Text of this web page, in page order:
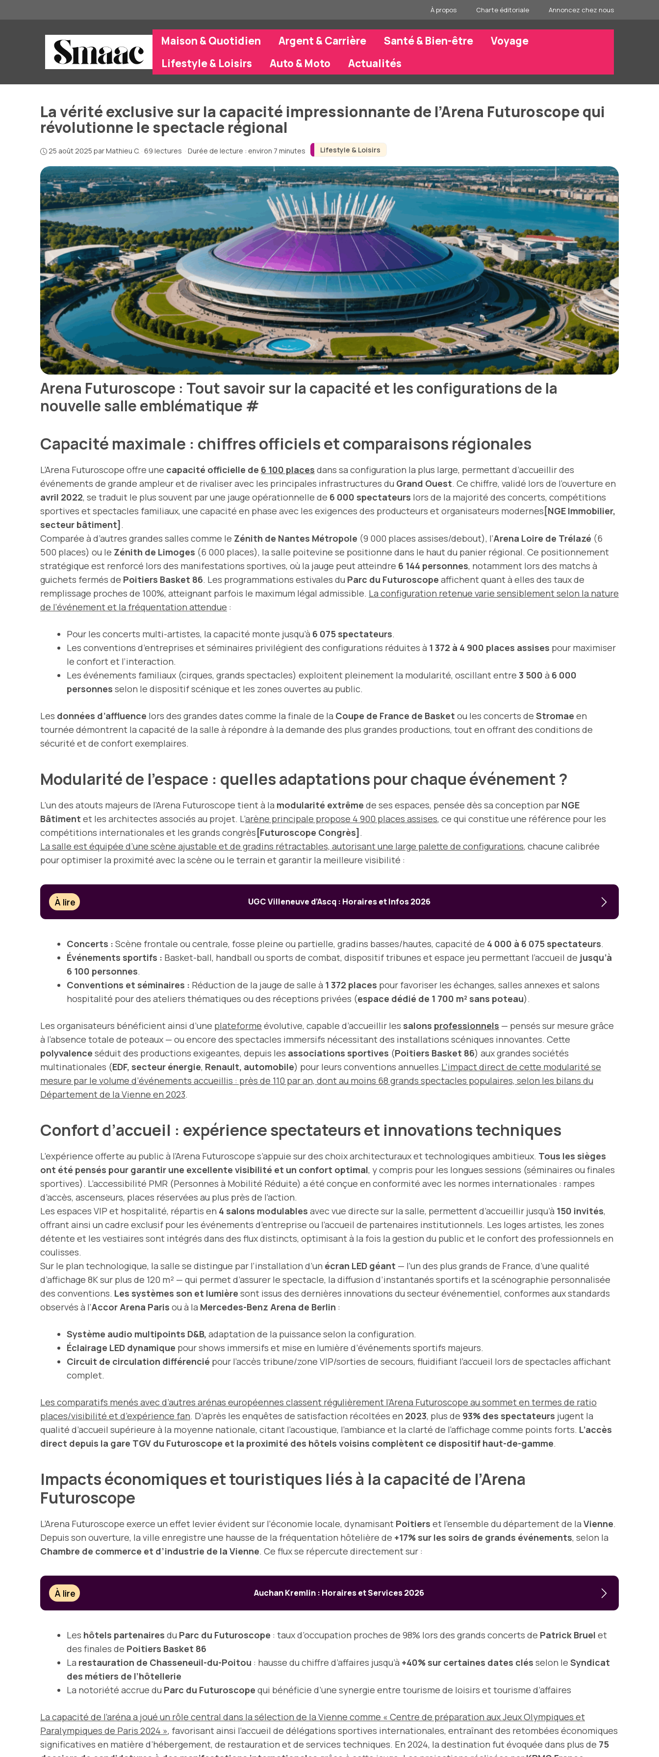
au
À propos Charte éditoriale Annoncez chez nous
Maison & Quotidien Argent & Carrière Santé & Bien-être
Voyage
Lifestyle & Loisirs
Auto & Moto Actualités
Lifestyle & Loisirs
La vérité exclusive sur la capacité impressionnante de l’Arena Futuroscope qui
révolutionne le spectacle régional
25 août 2025 parMathieu C. · 69 lectures · Durée de lecture : environ 7 minutes
Arena Futuroscope : Tout savoir sur la capacité et les configurations de la
nouvelle salle emblématique #
Capacité maximale : chiffres officiels et comparaisons régionales
L’Arena Futuroscope offre une capacité officielle de 6 100 places dans sa configuration la plus large, permettant d’accueillir des
événements de grande ampleur et de rivaliser avec les principales infrastructures du Grand Ouest. Ce chiffre, validé lors de l’ouverture en
avril 2022, se traduit le plus souvent par une jauge opérationnelle de 6 000 spectateurs lors de la majorité des concerts, compétitions
sportives et spectacles familiaux, une capacité en phase avec les exigences des producteurs et organisateurs modernes [NGE Immobilier,
secteur bâtiment] .
Comparée à d’autres grandes salles comme le Zénith de Nantes Métropole (9 000 places assises/debout), l’Arena Loire de Trélazé (6
500 places) ou le Zénith de Limoges (6 000 places), la salle poitevine se positionne dans le haut du panier régional. Ce positionnement
stratégique est renforcé lors des manifestations sportives, où la jauge peut atteindre 6 144 personnes, notamment lors des matchs à
guichets fermés de Poitiers Basket 86. Les programmations estivales du Parc du Futuroscope affichent quant à elles des taux de
remplissage proches de 100%, atteignant parfois le maximum légal admissible. La configuration retenue varie sensiblement selon la nature
de l’événement et la fréquentation attendue :
Pour les concerts multi-artistes, la capacité monte jusqu’à 6 075 spectateurs.
Les conventions d’entreprises et séminaires privilégient des configurations réduites à 1 372 à 4 900 places assises pour maximiser
le confort et l’interaction.
Les événements familiaux (cirques, grands spectacles) exploitent pleinement la modularité, oscillant entre 3 500 à 6 000
personnes selon le dispositif scénique et les zones ouvertes au public.
Les données d’affluence lors des grandes dates comme la finale de la Coupe de France de Basket ou les concerts de Stromae en
tournée démontrent la capacité de la salle à répondre à la demande des plus grandes productions, tout en offrant des conditions de
sécurité et de confort exemplaires.
Modularité de l’espace : quelles adaptations pour chaque événement ?
L’un des atouts majeurs de l’Arena Futuroscope tient à la modularité extrême de ses espaces, pensée dès sa conception par NGE
Bâtiment et les architectes associés au projet. L’arène principale propose 4 900 places assises, ce qui constitue une référence pour les
compétitions internationales et les grands congrès [Futuroscope Congrès] .
La salle est équipée d’une scène ajustable et de gradins rétractables, autorisant une large palette de configurations, chacune calibrée
pour optimiser la proximité avec la scène ou le terrain et garantir la meilleure visibilité :
À lire UGC Villeneuve d’Ascq : Horaires et Infos 2026
Concerts : Scène frontale ou centrale, fosse pleine ou partielle, gradins basses/hautes, capacité de 4 000 à 6 075 spectateurs.
Événements sportifs : Basket-ball, handball ou sports de combat, dispositif tribunes et espace jeu permettant l’accueil de jusqu’à
6 100 personnes.
Conventions et séminaires : Réduction de la jauge de salle à 1 372 places pour favoriser les échanges, salles annexes et salons
hospitalité pour des ateliers thématiques ou des réceptions privées (espace dédié de 1 700 m² sans poteau).
Les organisateurs bénéficient ainsi d’une plateforme évolutive, capable d’accueillir les salons professionnels — pensés sur mesure grâce
à l’absence totale de poteaux — ou encore des spectacles immersifs nécessitant des installations scéniques innovantes. Cette
polyvalence séduit des productions exigeantes, depuis les associations sportives (Poitiers Basket 86) aux grandes sociétés
multinationales (EDF, secteur énergie, Renault, automobile) pour leurs conventions annuelles.L’impact direct de cette modularité se
mesure par le volume d’événements accueillis : près de 110 par an, dont au moins 68 grands spectacles populaires, selon les bilans du
Département de la Vienne en 2023.
Confort d’accueil : expérience spectateurs et innovations techniques
L’expérience offerte au public à l’Arena Futuroscope s’appuie sur des choix architecturaux et technologiques ambitieux. Tous les sièges
ont été pensés pour garantir une excellente visibilité et un confort optimal, y compris pour les longues sessions (séminaires ou finales
sportives). L’accessibilité PMR (Personnes à Mobilité Réduite) a été conçue en conformité avec les normes internationales : rampes
d’accès, ascenseurs, places réservées au plus près de l’action.
Les espaces VIP et hospitalité, répartis en 4 salons modulables avec vue directe sur la salle, permettent d’accueillir jusqu’à 150 invités,
offrant ainsi un cadre exclusif pour les événements d’entreprise ou l’accueil de partenaires institutionnels. Les loges artistes, les zones
détente et les vestiaires sont intégrés dans des flux distincts, optimisant à la fois la gestion du public et le confort des professionnels en
coulisses.
Sur le plan technologique, la salle se distingue par l’installation d’un écran LED géant — l’un des plus grands de France, d’une qualité
d’affichage 8K sur plus de 120 m² — qui permet d’assurer le spectacle, la diffusion d’instantanés sportifs et la scénographie personnalisée
des conventions. Les systèmes son et lumière sont issus des dernières innovations du secteur événementiel, conformes aux standards
observés à l’Accor Arena Paris ou à la Mercedes-Benz Arena de Berlin :
Système audio multipoints D&B, adaptation de la puissance selon la configuration.
Éclairage LED dynamique pour shows immersifs et mise en lumière d’événements sportifs majeurs.
Circuit de circulation différencié pour l’accès tribune/zone VIP/sorties de secours, fluidifiant l’accueil lors de spectacles affichant
complet.
Les comparatifs menés avec d’autres arénas européennes classent régulièrement l’Arena Futuroscope au sommet en termes de ratio
places/visibilité et d’expérience fan. D’après les enquêtes de satisfaction récoltées en 2023, plus de 93% des spectateurs jugent la
qualité d’accueil supérieure à la moyenne nationale, citant l’acoustique, l’ambiance et la clarté de l’affichage comme points forts. L’accès
direct depuis la gare TGV du Futuroscope et la proximité des hôtels voisins complètent ce dispositif haut-de-gamme.
Impacts économiques et touristiques liés à la capacité de l’Arena
Futuroscope
L’Arena Futuroscope exerce un effet levier évident sur l’économie locale, dynamisant Poitiers et l’ensemble du département de la Vienne.
Depuis son ouverture, la ville enregistre une hausse de la fréquentation hôtelière de +17% sur les soirs de grands événements, selon la
Chambre de commerce et d’industrie de la Vienne. Ce flux se répercute directement sur :
À lire Auchan Kremlin : Horaires et Services 2026
Les hôtels partenaires du Parc du Futuroscope : taux d’occupation proches de 98% lors des grands concerts de Patrick Bruel et
des finales de Poitiers Basket 86
La restauration de Chasseneuil-du-Poitou : hausse du chiffre d’affaires jusqu’à +40% sur certaines dates clés selon le Syndicat
des métiers de l’hôtellerie
La notoriété accrue du Parc du Futuroscope qui bénéficie d’une synergie entre tourisme de loisirs et tourisme d’affaires
La capacité de l’aréna a joué un rôle central dans la sélection de la Vienne comme « Centre de préparation aux Jeux Olympiques et
Paralympiques de Paris 2024 », favorisant ainsi l’accueil de délégations sportives internationales, entraînant des retombées économiques
significatives en matière d’hébergement, de restauration et de services techniques. En 2024, la destination fut évoquée dans plus de 75